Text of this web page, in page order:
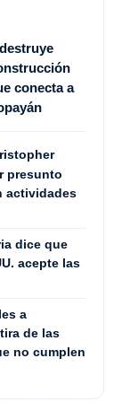
conecta a
presunto
actividades
dice que
acepte las
a
de las
no cumplen